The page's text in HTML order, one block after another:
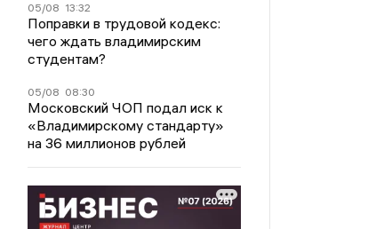
05/08 13:32
Поправки в трудовой кодекс:
чего ждать владимирским
студентам?
05/08 08:30
Московский ЧОП подал иск к
«Владимирскому стандарту»
на 36 миллионов рублей